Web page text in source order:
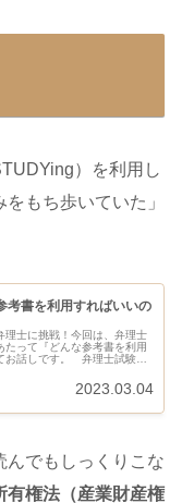
）を利用し
もち歩いていた」
考書を利用すればいいの
理士に挑戦！今回は、弁理士
って『どんな参考書を利用
お話しです。 弁理士試験の
2023.03.04
んでもしっくりこな
有権法（産業財産権